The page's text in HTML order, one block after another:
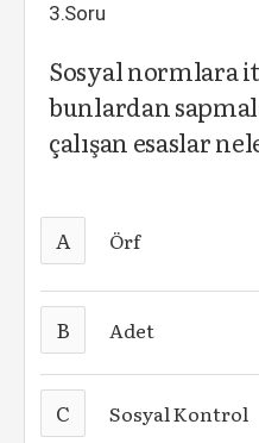
3.Soru
Sosyal normlara
bunlardan
çalışan esaslar
A Örf
B Adet
C Sosyal Kontrol